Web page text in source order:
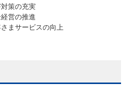
策の充実
営の推進
まサービスの向上